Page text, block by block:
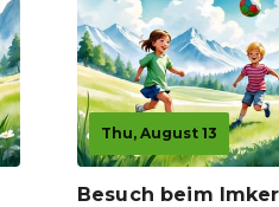
Thu, August 13
Besuch beim